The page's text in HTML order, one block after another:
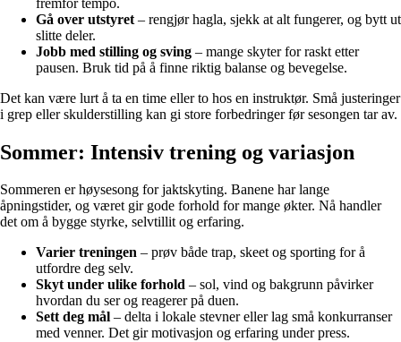
Gå over utstyret – rengjør hagla, sjekk at alt fungerer, og bytt ut
slitte deler.
Jobb med stilling og sving – mange skyter for raskt etter
pausen. Bruk tid på å finne riktig balanse og bevegelse.
Det kan være lurt å ta en time eller to hos en instruktør. Små justeringer
i grep eller skulderstilling kan gi store forbedringer før sesongen tar av.
Sommer: Intensiv trening og variasjon
Sommeren er høysesong for jaktskyting. Banene har lange
åpningstider, og været gir gode forhold for mange økter. Nå handler
det om å bygge styrke, selvtillit og erfaring.
Varier treningen – prøv både trap, skeet og sporting for å
utfordre deg selv.
Skyt under ulike forhold – sol, vind og bakgrunn påvirker
hvordan du ser og reagerer på duen.
Sett deg mål – delta i lokale stevner eller lag små konkurranser
med venner. Det gir motivasjon og erfaring under press.